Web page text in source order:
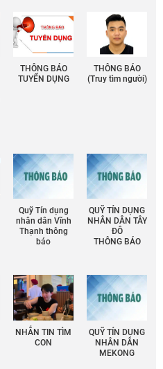
THÔNG BÁO
TUYỂN DỤNG
THÔNG BÁO
(Truy tìm người)
Quỹ Tín dụng
nhân dân Vĩnh
Thạnh thông
báo
QUỸ TÍN DỤNG
NHÂN DÂN TÂY
ĐÔ
THÔNG BÁO
NHẮN TIN TÌM
CON
QUỸ TÍN DỤNG
NHÂN DÂN
MEKONG